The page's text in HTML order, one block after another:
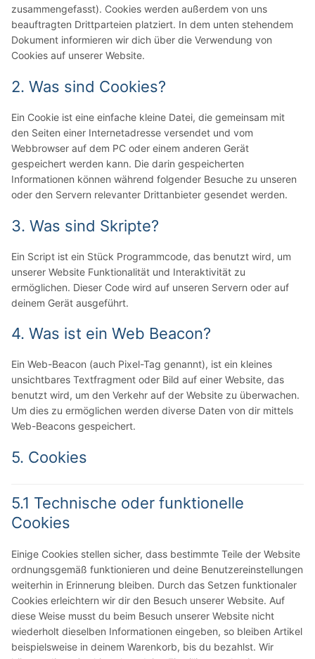
zusammengefasst). Cookies werden außerdem von uns
beauftragten Drittparteien platziert. In dem unten stehendem
Dokument informieren wir dich über die Verwendung von
Cookies auf unserer Website.
2. Was sind Cookies?
Ein Cookie ist eine einfache kleine Datei, die gemeinsam mit
den Seiten einer Internetadresse versendet und vom
Webbrowser auf dem PC oder einem anderen Gerät
gespeichert werden kann. Die darin gespeicherten
Informationen können während folgender Besuche zu unseren
oder den Servern relevanter Drittanbieter gesendet werden.
3. Was sind Skripte?
Ein Script ist ein Stück Programmcode, das benutzt wird, um
unserer Website Funktionalität und Interaktivität zu
ermöglichen. Dieser Code wird auf unseren Servern oder auf
deinem Gerät ausgeführt.
4. Was ist ein Web Beacon?
Ein Web-Beacon (auch Pixel-Tag genannt), ist ein kleines
unsichtbares Textfragment oder Bild auf einer Website, das
benutzt wird, um den Verkehr auf der Website zu überwachen.
Um dies zu ermöglichen werden diverse Daten von dir mittels
Web-Beacons gespeichert.
5. Cookies
5.1 Technische oder funktionelle
Cookies
Einige Cookies stellen sicher, dass bestimmte Teile der Website
ordnungsgemäß funktionieren und deine Benutzereinstellungen
weiterhin in Erinnerung bleiben. Durch das Setzen funktionaler
Cookies erleichtern wir dir den Besuch unserer Website. Auf
diese Weise musst du beim Besuch unserer Website nicht
wiederholt dieselben Informationen eingeben, so bleiben Artikel
beispielsweise in deinem Warenkorb, bis du bezahlst. Wir